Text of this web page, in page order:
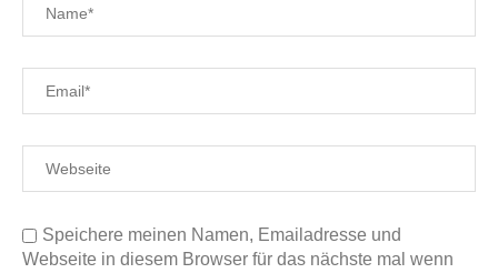
Speichere meinen Namen, Emailadresse und
Webseite in diesem Browser für das nächste mal wenn